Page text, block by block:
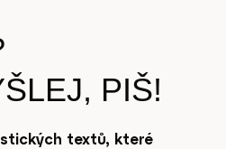
PIŠ!
textů, které